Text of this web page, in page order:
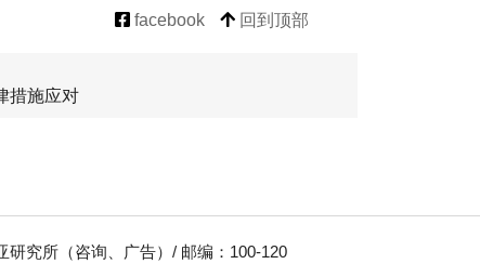
facebook
回到顶部
措施应对
究所（咨询、广告）/ 邮编：100-120